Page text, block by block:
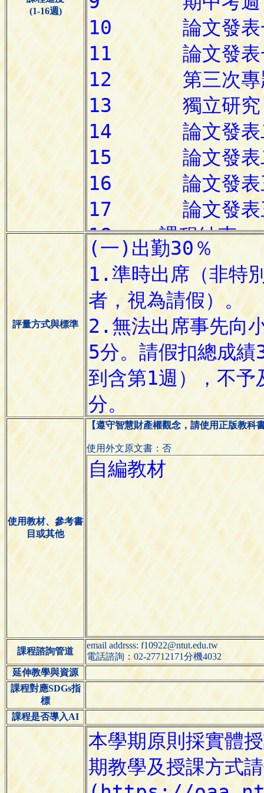
(1-16週)
評量方式與標準
使用教材、參考書
目或其他
【遵守智慧財產權觀念，請使用正版教科
使用外文原文書：否
課程諮詢管道
email addrsss: f10922@ntut.edu.tw
電話諮詢：02-27712171分機4032
延伸教學與資源
課程對應SDGs指
標
課程是否導入AI